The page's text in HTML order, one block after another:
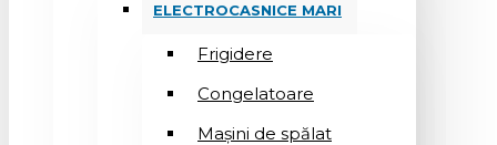
ELECTROCASNICE MARI
Frigidere
Congelatoare
Mașini de spălat